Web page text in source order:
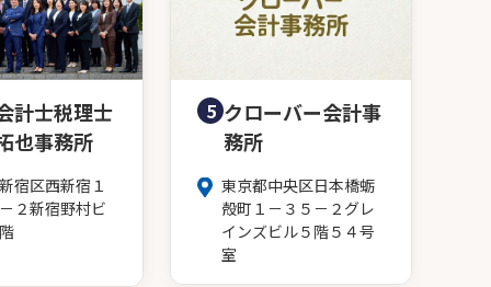
計士税理士
也事務所
宿区西新宿１
２新宿野村ビ
5 クローバー会計事
務所
東京都中央区日本橋蛎
殻町１－３５－２グレ
インズビル５階５４号
室